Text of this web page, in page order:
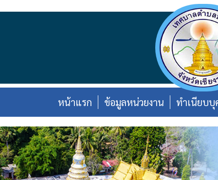
หน้าแรก ข้อมูลหน่วยงาน ทำเนียบบุ